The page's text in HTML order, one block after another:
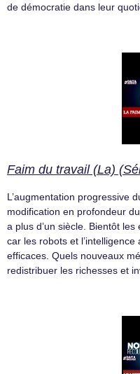
de démocratie dans leur
Faim du travail (La)
L’augmentation progressive
modification en profondeur
a plus d’un siècle. Bientôt
car les robots et
efficaces. Quels nouveaux
redistribuer les richesses et